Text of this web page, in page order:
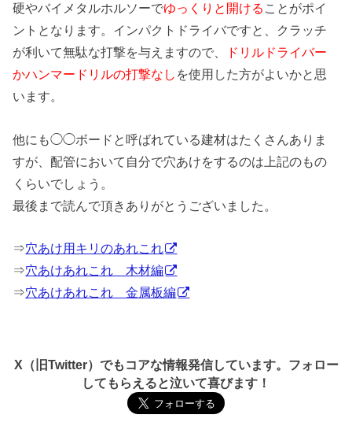
硬やバイメタルホルソーでゆっくりと開ける ことがポイ
ントとなります。インパクトドライバですと、クラッチ
が利いて無駄な打撃を与えますので、
ドリルドライバー
かハンマードリルの打撃なし を使用した方がよいかと思
います。
他にも◯◯ボードと呼ばれている建材はたくさんありま
すが、配管において自分で穴あけをするのは上記のもの
くらいでしょう。
最後まで読んで頂きありがとうございました。
⇒穴あけ用キリのあれこれ
⇒穴あけあれこれ 木材編
⇒穴あけあれこれ 金属板編
X（旧Twitter）でもコアな情報発信しています。フォロー
してもらえると泣いて喜びます！